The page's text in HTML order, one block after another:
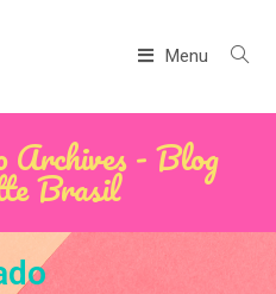
Menu
Archives - Blog
Brasil